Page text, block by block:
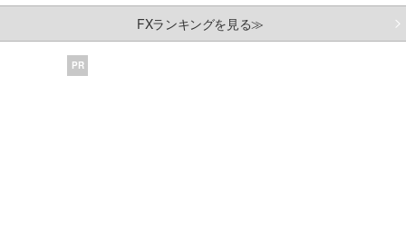
FXランキングを見る≫
PR